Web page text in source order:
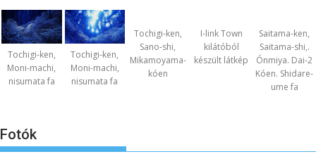
Tochigi-ken,
Moni-machi,
nisumata fa
Tochigi-ken,
Moni-machi,
nisumata fa
Tochigi-ken,
Sano-shi,
Mikamoyama-
kóen
I-link Town
kilátóból
készült látkép
Saitama-ken,
Saitama-shi,.
Ónmiya. Dai-2
Kóen. Shidare-
ume fa
Fotók